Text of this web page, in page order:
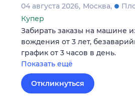
04 августа 2026 Москва
Купер
Забирать заказы на машине
вождения от 3 лет,
график от 3 часов в день.
Показать ещё
Откликнуться